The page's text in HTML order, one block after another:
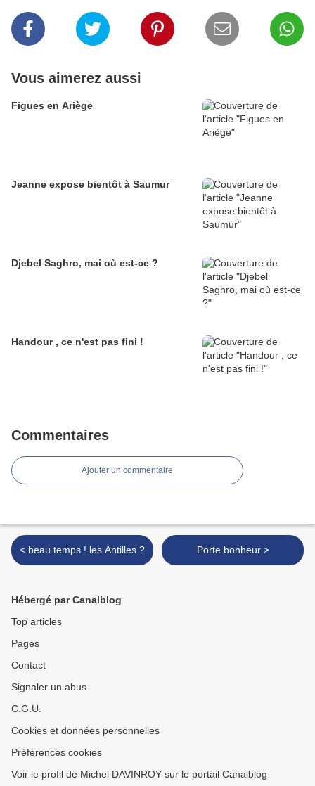
Vous aimerez aussi
Figues en Ariège
Jeanne expose bientôt à Saumur
Djebel Saghro, mai où est-ce ?
Handour , ce n'est pas fini !
Commentaires
Ajouter un commentaire
< beau temps ! les Antilles ? Porte bonheur >
Hébergé par Canalblog
Top articles
Pages
Contact
Signaler un abus
C.G.U.
Cookies et données personnelles
Préférences cookies
Voir le profil de Michel DAVINROY sur le portail Canalblog